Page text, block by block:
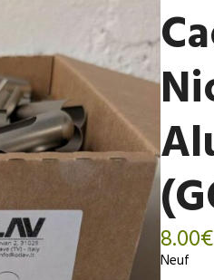
8.00€
Neuf